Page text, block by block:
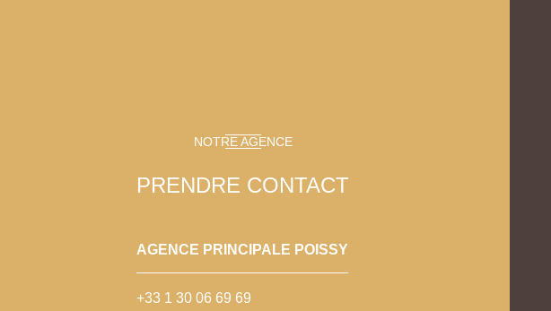
NOTRE AGENCE
PRENDRE CONTACT
AGENCE PRINCIPALE POISSY
+33 1 30 06 69 69